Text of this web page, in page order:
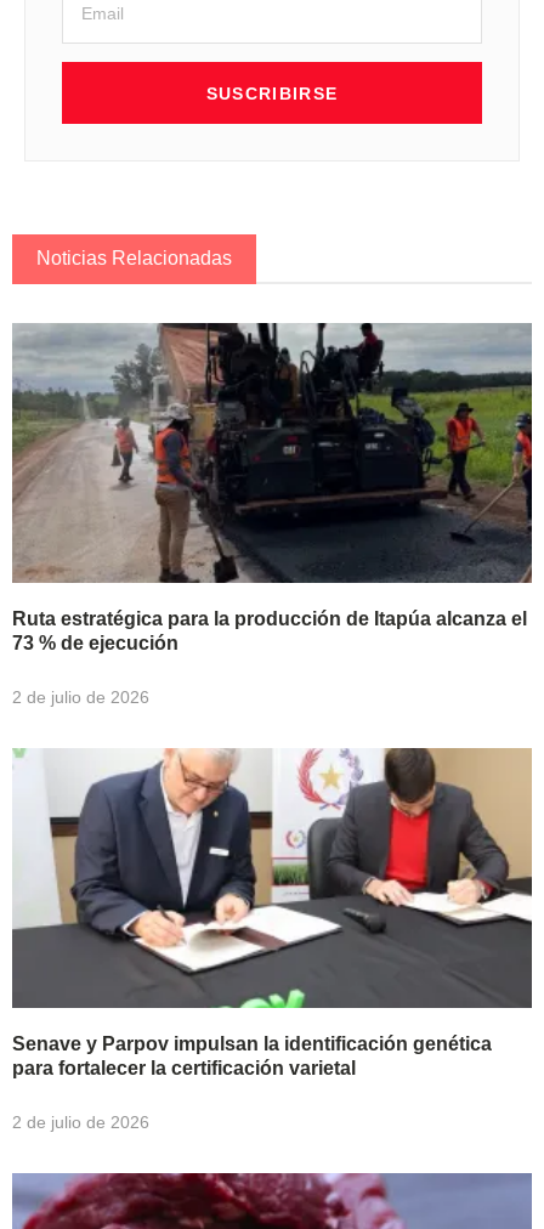
SUSCRIBIRSE
Noticias Relacionadas
Ruta estratégica para la producción de Itapúa alcanza el
73 % de ejecución
2 de julio de 2026
Senave y Parpov impulsan la identificación genética
para fortalecer la certificación varietal
2 de julio de 2026